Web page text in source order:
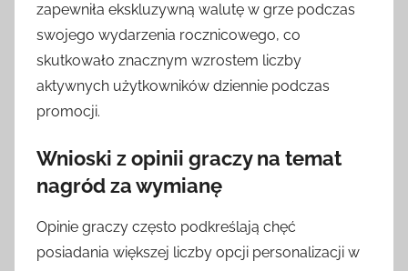
zapewniła ekskluzywną walutę w grze podczas
swojego wydarzenia rocznicowego, co
skutkowało znacznym wzrostem liczby
aktywnych użytkowników dziennie podczas
promocji.
Wnioski z opinii graczy na temat
nagród za wymianę
Opinie graczy często podkreślają chęć
posiadania większej liczby opcji personalizacji w